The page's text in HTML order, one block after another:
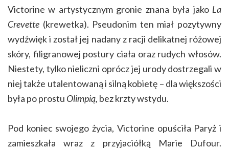
Victorine w artystycznym gronie znana była jako La
Crevette (krewetka). Pseudonim ten miał pozytywny
wydźwięk i został jej nadany z racji delikatnej różowej
skóry, filigranowej postury ciała oraz rudych włosów.
Niestety, tylko nieliczni oprócz jej urody dostrzegali w
niej także utalentowaną i silną kobietę – dla większości
była po prostu Olimpią, bez krzty wstydu.
Pod koniec swojego życia, Victorine opuściła Paryż i
zamieszkała wraz z przyjaciółką Marie Dufour.